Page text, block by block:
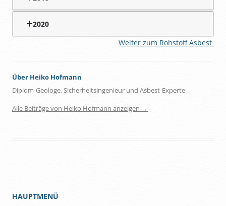
2020
Weiter zum Rohstoff Asbest
Über Heiko Hofmann
Diplom-Geologe, Sicherheitsingenieur und Asbest-Experte
Alle Beiträge von Heiko Hofmann anzeigen →
HAUPTMENÜ